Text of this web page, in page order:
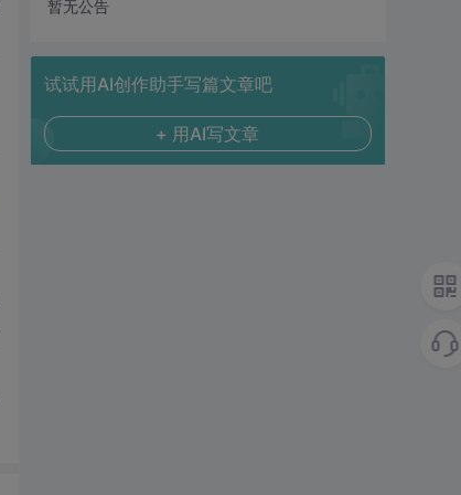
暂无公告
试试用AI创作助手写篇文章吧
+ 用AI写文章